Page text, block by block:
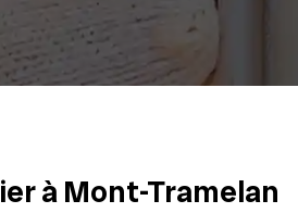
à Mont-Tramelan